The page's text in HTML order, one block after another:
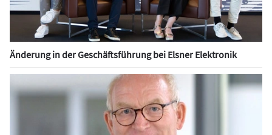
Änderung in der Geschäftsführung bei Elsner Elektronik